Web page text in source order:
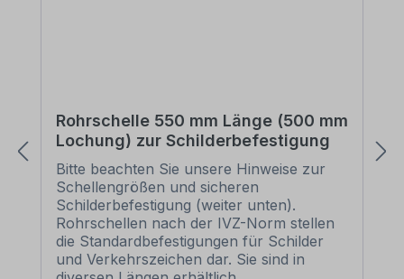
Rohrschelle 550 mm Länge (500 mm
Lochung) zur Schilderbefestigung
Bitte beachten Sie unsere Hinweise zur
Schellengrößen und sicheren
Schilderbefestigung (weiter unten).
Rohrschellen nach der IVZ-Norm stellen
die Standardbefestigungen für Schilder
und Verkehrszeichen dar. Sie sind in